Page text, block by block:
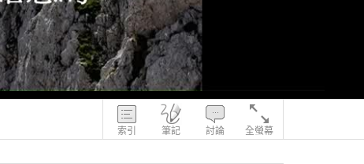
索引 筆記 討論 全螢幕